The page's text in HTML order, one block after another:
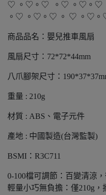
♡ 。♡。♡ 。♡ 。♡。♡
。♡ 。♡。♡ 。 ♡ 。♡。
商品品名：嬰兒推車風扇
風扇尺寸：72*72*44mm
八爪腳架尺寸：
重量 : 210g
材質 : ABS、電子元件
產地 : 中國製造(台灣監製)
BSMI：R3C711
0-100檔可調節：百變清涼
輕量小巧無負擔：僅210g，